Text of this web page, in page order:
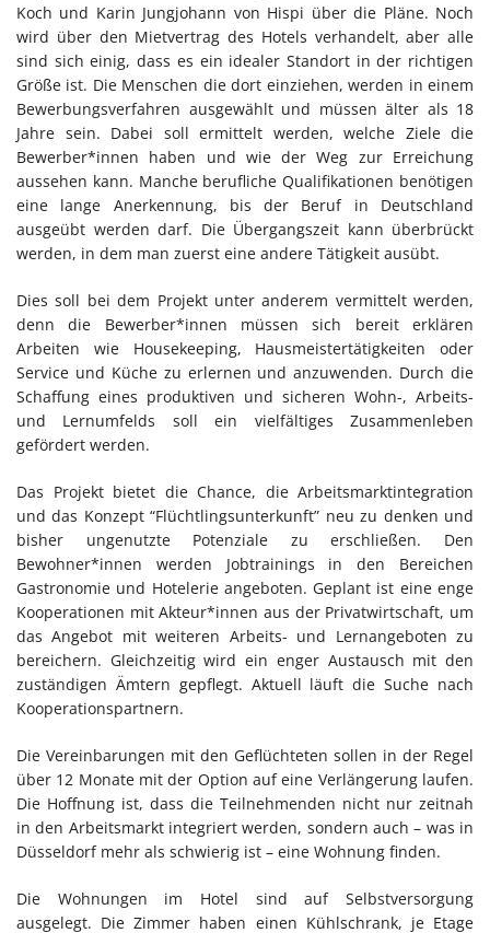
Koch und Karin Jungjohann von Hispi über die Pläne. Noch
wird über den Mietvertrag des Hotels verhandelt, aber alle
sind sich einig, dass es ein idealer Standort in der richtigen
Größe ist. Die Menschen die dort einziehen, werden in einem
Bewerbungsverfahren ausgewählt und müssen älter als 18
Jahre sein. Dabei soll ermittelt werden, welche Ziele die
Bewerber*innen haben und wie der Weg zur Erreichung
aussehen kann. Manche berufliche Qualifikationen benötigen
eine lange Anerkennung, bis der Beruf in Deutschland
ausgeübt werden darf. Die Übergangszeit kann überbrückt
werden, in dem man zuerst eine andere Tätigkeit ausübt.
Dies soll bei dem Projekt unter anderem vermittelt werden,
denn die Bewerber*innen müssen sich bereit erklären
Arbeiten wie Housekeeping, Hausmeistertätigkeiten oder
Service und Küche zu erlernen und anzuwenden. Durch die
Schaffung eines produktiven und sicheren Wohn-, Arbeits-
und Lernumfelds soll ein vielfältiges Zusammenleben
gefördert werden.
Das Projekt bietet die Chance, die Arbeitsmarktintegration
und das Konzept “Flüchtlingsunterkunft” neu zu denken und
bisher ungenutzte Potenziale zu erschließen. Den
Bewohner*innen werden Jobtrainings in den Bereichen
Gastronomie und Hotelerie angeboten. Geplant ist eine enge
Kooperationen mit Akteur*innen aus der Privatwirtschaft, um
das Angebot mit weiteren Arbeits- und Lernangeboten zu
bereichern. Gleichzeitig wird ein enger Austausch mit den
zuständigen Ämtern gepflegt. Aktuell läuft die Suche nach
Kooperationspartnern.
Die Vereinbarungen mit den Geflüchteten sollen in der Regel
über 12 Monate mit der Option auf eine Verlängerung laufen.
Die Hoffnung ist, dass die Teilnehmenden nicht nur zeitnah
in den Arbeitsmarkt integriert werden, sondern auch – was in
Düsseldorf mehr als schwierig ist – eine Wohnung finden.
Die Wohnungen im Hotel sind auf Selbstversorgung
ausgelegt. Die Zimmer haben einen Kühlschrank, je Etage